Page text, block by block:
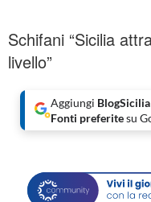
Schifani “Sicilia
livello”
Aggiungi BlogSicilia
Fonti preferitesu